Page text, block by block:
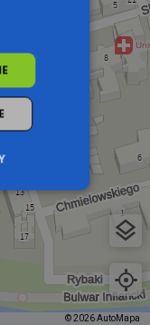
© 2026 AutoMapa
z